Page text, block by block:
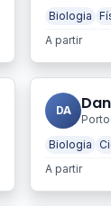
Biologia
A partir
DA
Porto
Biologia
A partir